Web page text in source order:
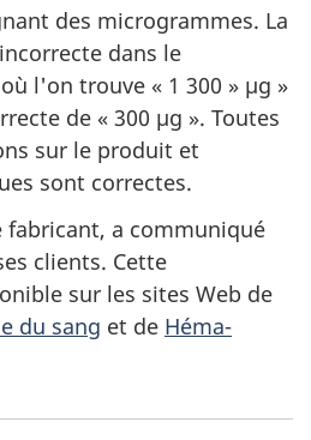
des microgrammes. La
dans le
l'on trouve « 1 300 » µg »
de « 300 µg ». Toutes
sur le produit et
sont correctes.
fabricant, a communiqué
clients. Cette
sur les sites Web de
du sang et de Héma-